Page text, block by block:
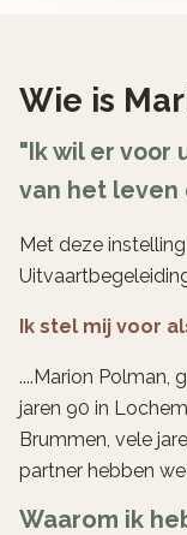
Wie is
"Ik wil er voor
van het
Met deze
Ik stel mij voor
....Marion Polman,
jaren 90 in
Brummen, vele
partner hebben
Waarom ik